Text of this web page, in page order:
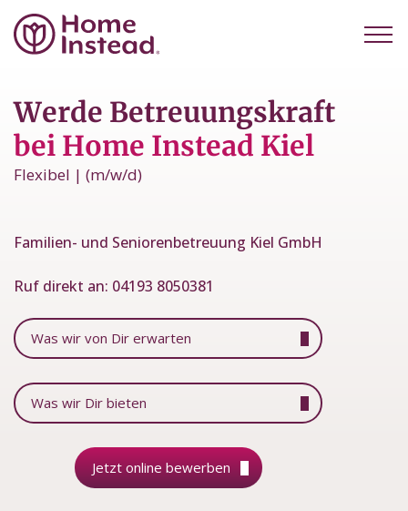
Werde Betreuungskraft
bei Home Instead Kiel
Flexibel | (m/w/d)
Familien- und Seniorenbetreuung Kiel GmbH
Ruf direkt an: 04193 8050381
Was wir von Dir erwarten
Was wir Dir bieten
Jetzt online bewerben